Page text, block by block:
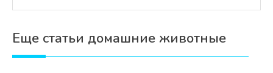
Еще статьи домашние животные